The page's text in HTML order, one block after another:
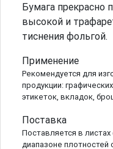
Бумага прекрасно
высокой и
тиснения фольгой.
Применение
Рекомендуется для
продукции:
этикеток, вкладок,
Поставка
Поставляется в
диапазоне плотностей